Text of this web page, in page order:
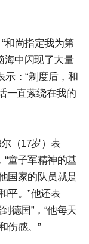
和尚指定我为第
海中闪现了大量
示：“剃度后，和
一直萦绕在我的
（17岁）表
“童子军精神的基
国家的队员就是
平。”他还表
德国”，“他每天
伤感。”